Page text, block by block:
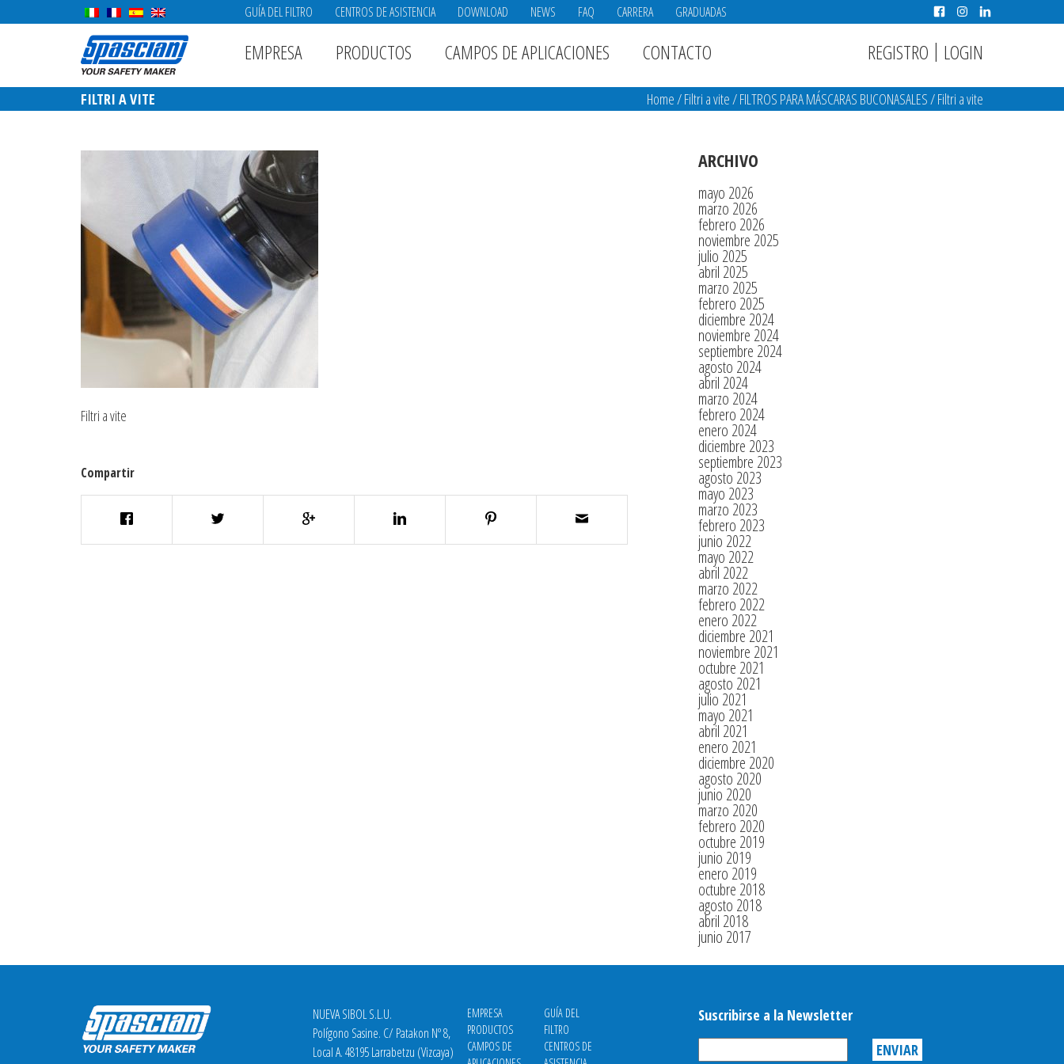
GUÍA DEL FILTRO CENTROS DE ASISTENCIA DOWNLOAD NEWS FAQ CARRERA GRADUADAS
EMPRESA PRODUCTOS CAMPOS DE APLICACIONES CONTACTO REGISTRO | LOGIN
FILTRI A VITE Home/Filtri a vite/FILTROS PARA MÁSCARAS BUCONASALES/Filtri a vite
Filtri a vite
Compartir
ARCHIVO
mayo 2026
marzo 2026
febrero 2026
noviembre 2025
julio 2025
abril 2025
marzo 2025
febrero 2025
diciembre 2024
noviembre 2024
septiembre 2024
agosto 2024
abril 2024
marzo 2024
febrero 2024
enero 2024
diciembre 2023
septiembre 2023
agosto 2023
mayo 2023
marzo 2023
febrero 2023
junio 2022
mayo 2022
abril 2022
marzo 2022
febrero 2022
enero 2022
diciembre 2021
noviembre 2021
octubre 2021
agosto 2021
julio 2021
mayo 2021
abril 2021
enero 2021
diciembre 2020
agosto 2020
junio 2020
marzo 2020
febrero 2020
octubre 2019
junio 2019
enero 2019
octubre 2018
agosto 2018
abril 2018
junio 2017
NUEVA SIBOL S.L.U.
Polígono Sasine. C/ Patakon Nº 8,
Local A. 48195 Larrabetzu (Vizcaya)
EMPRESA
PRODUCTOS
CAMPOS DE
GUÍA DEL
FILTRO
CENTROS DE
Suscribirse a la Newsletter